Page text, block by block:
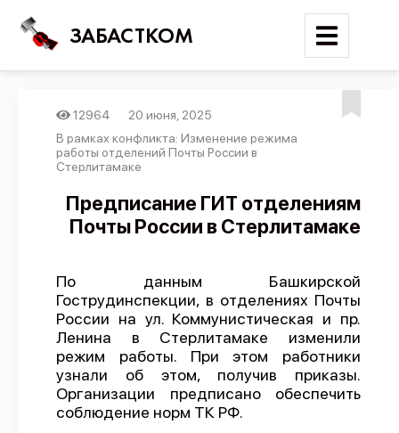
ЗАБАСТКОМ
Войти
Новости
Отчеты
Предложить публикацию
Справочник
API
О проекте
12964
20 июня, 2025
В рамках конфликта: Изменение режима
работы отделений Почты России в
Стерлитамаке
Предписание ГИТ отделениям
Почты России в Стерлитамаке
По данным Башкирской
Гострудинспекции, в отделениях Почты
России на ул. Коммунистическая и пр.
Ленина в Стерлитамаке изменили
режим работы. При этом работники
узнали об этом, получив приказы.
Организации предписано обеспечить
соблюдение норм ТК РФ.